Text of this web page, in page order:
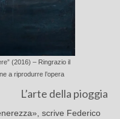
(2016) – Ringrazio il
a riprodurre l’opera
L’arte della pioggia
scrive Federico